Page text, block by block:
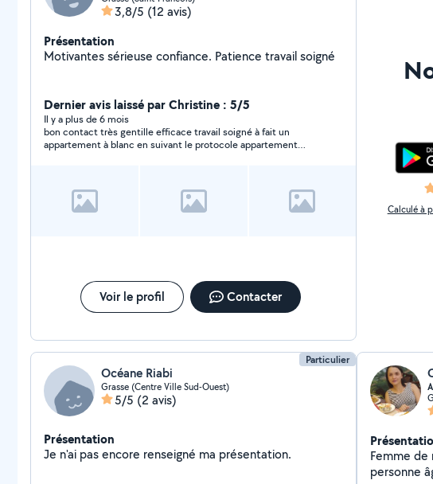
3,8/5 (12 avis)
Présentation
Motivantes sérieuse confiance. Patience travail soigné
Dernier avis laissé par Christine : 5/5
Il y a plus de 6 mois
bon contact très gentille efficace travail soigné à fait un
appartement à blanc en suivant le protocole appartement
Voir le profil Contacter
Calculé à
Particulier
Océane Riabi
Grasse (Centre Ville Sud-Ouest)
5/5 (2 avis)
Présentation
Je n'ai pas encore renseigné ma présentation.
Femme de
personne